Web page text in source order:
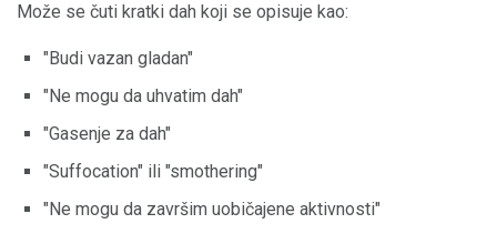
Može se čuti kratki dah koji se opisuje kao:
"Budi vazan gladan"
"Ne mogu da uhvatim dah"
"Gasenje za dah"
"Suffocation" ili "smothering"
"Ne mogu da završim uobičajene aktivnosti"